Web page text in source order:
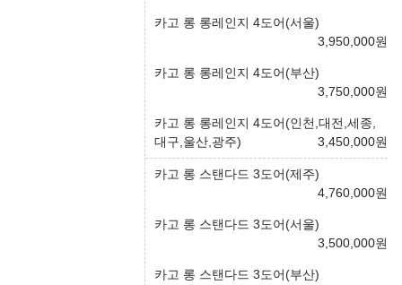
카고 롱 롱레인지 4도어(서울)
3,950,000원
카고 롱 롱레인지 4도어(부산)
3,750,000원
카고 롱 롱레인지 4도어(인천,대전,세종,
대구,울산,광주)
3,450,000원
카고 롱 스탠다드 3도어(제주)
4,760,000원
카고 롱 스탠다드 3도어(서울)
3,500,000원
카고 롱 스탠다드 3도어(부산)